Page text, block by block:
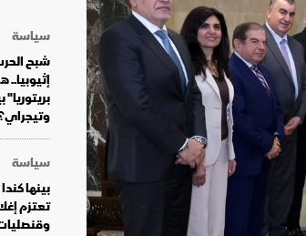
سياسة
شبح
إثيوبيا..
بريتوريا"
سياسة
بينها
تعتزم
وقنصليات